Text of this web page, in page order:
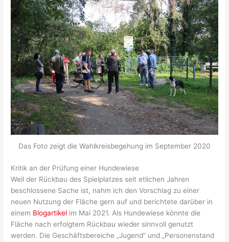
Das Foto zeigt die Wahlkreisbegehung im September 2020
Kritik an der Prüfung einer Hundewiese
Weil der Rückbau des Spielplatzes seit etlichen Jahren
beschlossene Sache ist, nahm ich den Vorschlag zu einer
neuen Nutzung der Fläche gern auf und berichtete darüber in
einem Blogartikel im Mai 2021. Als Hundewiese könnte die
Fläche nach erfolgtem Rückbau wieder sinnvoll genutzt
werden. Die Geschäftsbereiche „Jugend“ und „Personenstand